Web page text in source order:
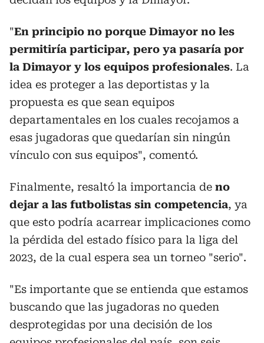
"En principio no porque Dimayor no les
permitiría participar, pero ya pasaría por
la Dimayor y los equipos profesionales. La
idea es proteger a las deportistas y la
propuesta es que sean equipos
departamentales en los cuales recojamos a
esas jugadoras que quedarían sin ningún
vínculo con sus equipos", comentó.
Finalmente, resaltó la importancia de no
dejar a las futbolistas sin competencia, ya
que esto podría acarrear implicaciones como
la pérdida del estado físico para la liga del
2023, de la cual espera sea un torneo "serio".
"Es importante que se entienda que estamos
buscando que las jugadoras no queden
desprotegidas por una decisión de los